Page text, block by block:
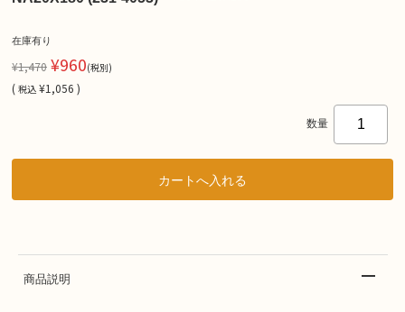
在庫有り
¥1,470 ¥960(税別)
( 税込 ¥1,056 )
数量
商品説明